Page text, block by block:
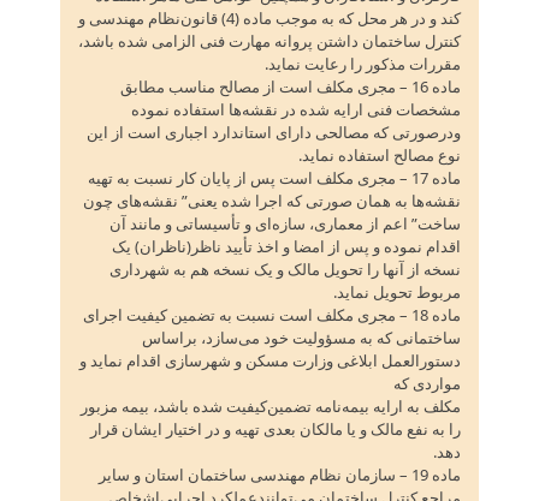
کند و در هر محل که به موجب ماده (4) قانون‌نظام مهندسی و
کنترل ساختمان داشتن پروانه مهارت فنی الزامی شده باشد،
مقررات مذکور را رعایت نماید.
ماده 16 – مجری مکلف است از مصالح مناسب مطابق
مشخصات فنی ارایه شده در نقشه‌ها استفاده نموده
ودرصورتی که مصالحی دارای استاندارد اجباری است از این
نوع مصالح استفاده نماید.
ماده 17 – مجری مکلف است پس از پایان کار نسبت به تهیه
نقشه‌ها به همان صورتی که اجرا شده یعنی‌” نقشه‌های چون
ساخت‌” اعم از معماری‌، سازه‌ای و تأسیساتی و مانند آن
اقدام نموده و پس از امضا و اخذ تأیید ناظر(ناظران‌) یک
نسخه از آنها را تحویل مالک و یک نسخه هم به شهرداری
مربوط تحویل نماید.
ماده 18 – مجری مکلف است نسبت به تضمین کیفیت اجرای
ساختمانی که به مسؤولیت خود می‌سازد، براساس
دستورالعمل ابلاغی وزارت مسکن و شهرسازی اقدام نماید و
مواردی که
مکلف به ارایه بیمه‌نامه تضمین‌کیفیت شده باشد، بیمه مزبور
را به نفع مالک و یا مالکان بعدی تهیه و در اختیار ایشان قرار
دهد.
ماده 19 – سازمان نظام مهندسی ساختمان استان و سایر